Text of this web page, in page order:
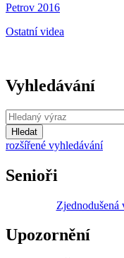
Petrov 2016
Ostatní videa
Vyhledávání
Hledat
rozšířené vyhledávání
Senioři
Zjednodušená
Upozornění